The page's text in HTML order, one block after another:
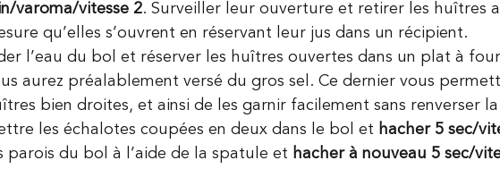
varoma/vitesse 2. Surveiller leur ouverture et retirer les huîtres
qu’elles s’ouvrent en réservant leur jus dans un récipient.
l’eau du bol et réserver les huîtres ouvertes dans un plat à
aurez préalablement versé du gros sel. Ce dernier vous
bien droites, et ainsi de les garnir facilement sans renverser la
les échalotes coupées en deux dans le bol et hacher 5 sec/
parois du bol à l’aide de la spatule et hacher à nouveau 5 sec/